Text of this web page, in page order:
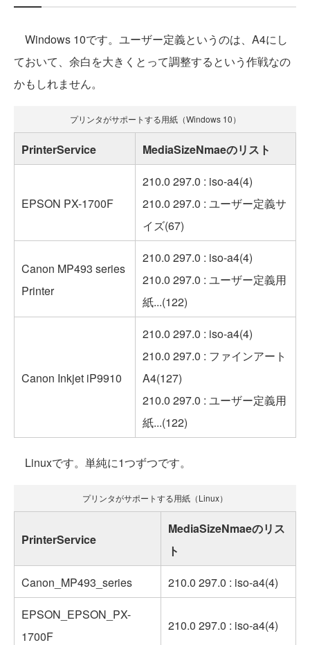
Windows 10です。ユーザー定義というのは、A4にし
ておいて、余白を大きくとって調整するという作戦なの
かもしれません。
プリンタがサポートする用紙（Windows 10）
PrinterService MediaSizeNmaeのリスト
EPSON PX-1700F
210.0 297.0 : iso-a4(4)
210.0 297.0 : ユーザー定義サ
イズ(67)
Canon MP493 series
Printer
210.0 297.0 : iso-a4(4)
210.0 297.0 : ユーザー定義用
紙...(122)
Canon Inkjet iP9910
210.0 297.0 : iso-a4(4)
210.0 297.0 : ファインアート
A4(127)
210.0 297.0 : ユーザー定義用
紙...(122)
Linuxです。単純に1つずつです。
プリンタがサポートする用紙（Linux）
PrinterService
MediaSizeNmaeのリス
ト
Canon_MP493_series
210.0 297.0 : iso-a4(4)
EPSON_EPSON_PX-
1700F
210.0 297.0 : iso-a4(4)